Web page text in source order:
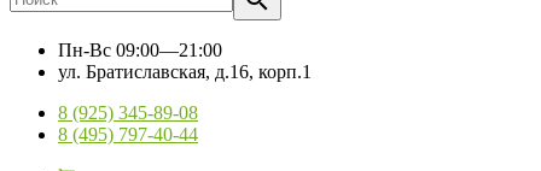
Пн-Вс 09:00—21:00
ул. Братиславская, д.16, корп.1
8 (925) 345-89-08
8 (495) 797-40-44